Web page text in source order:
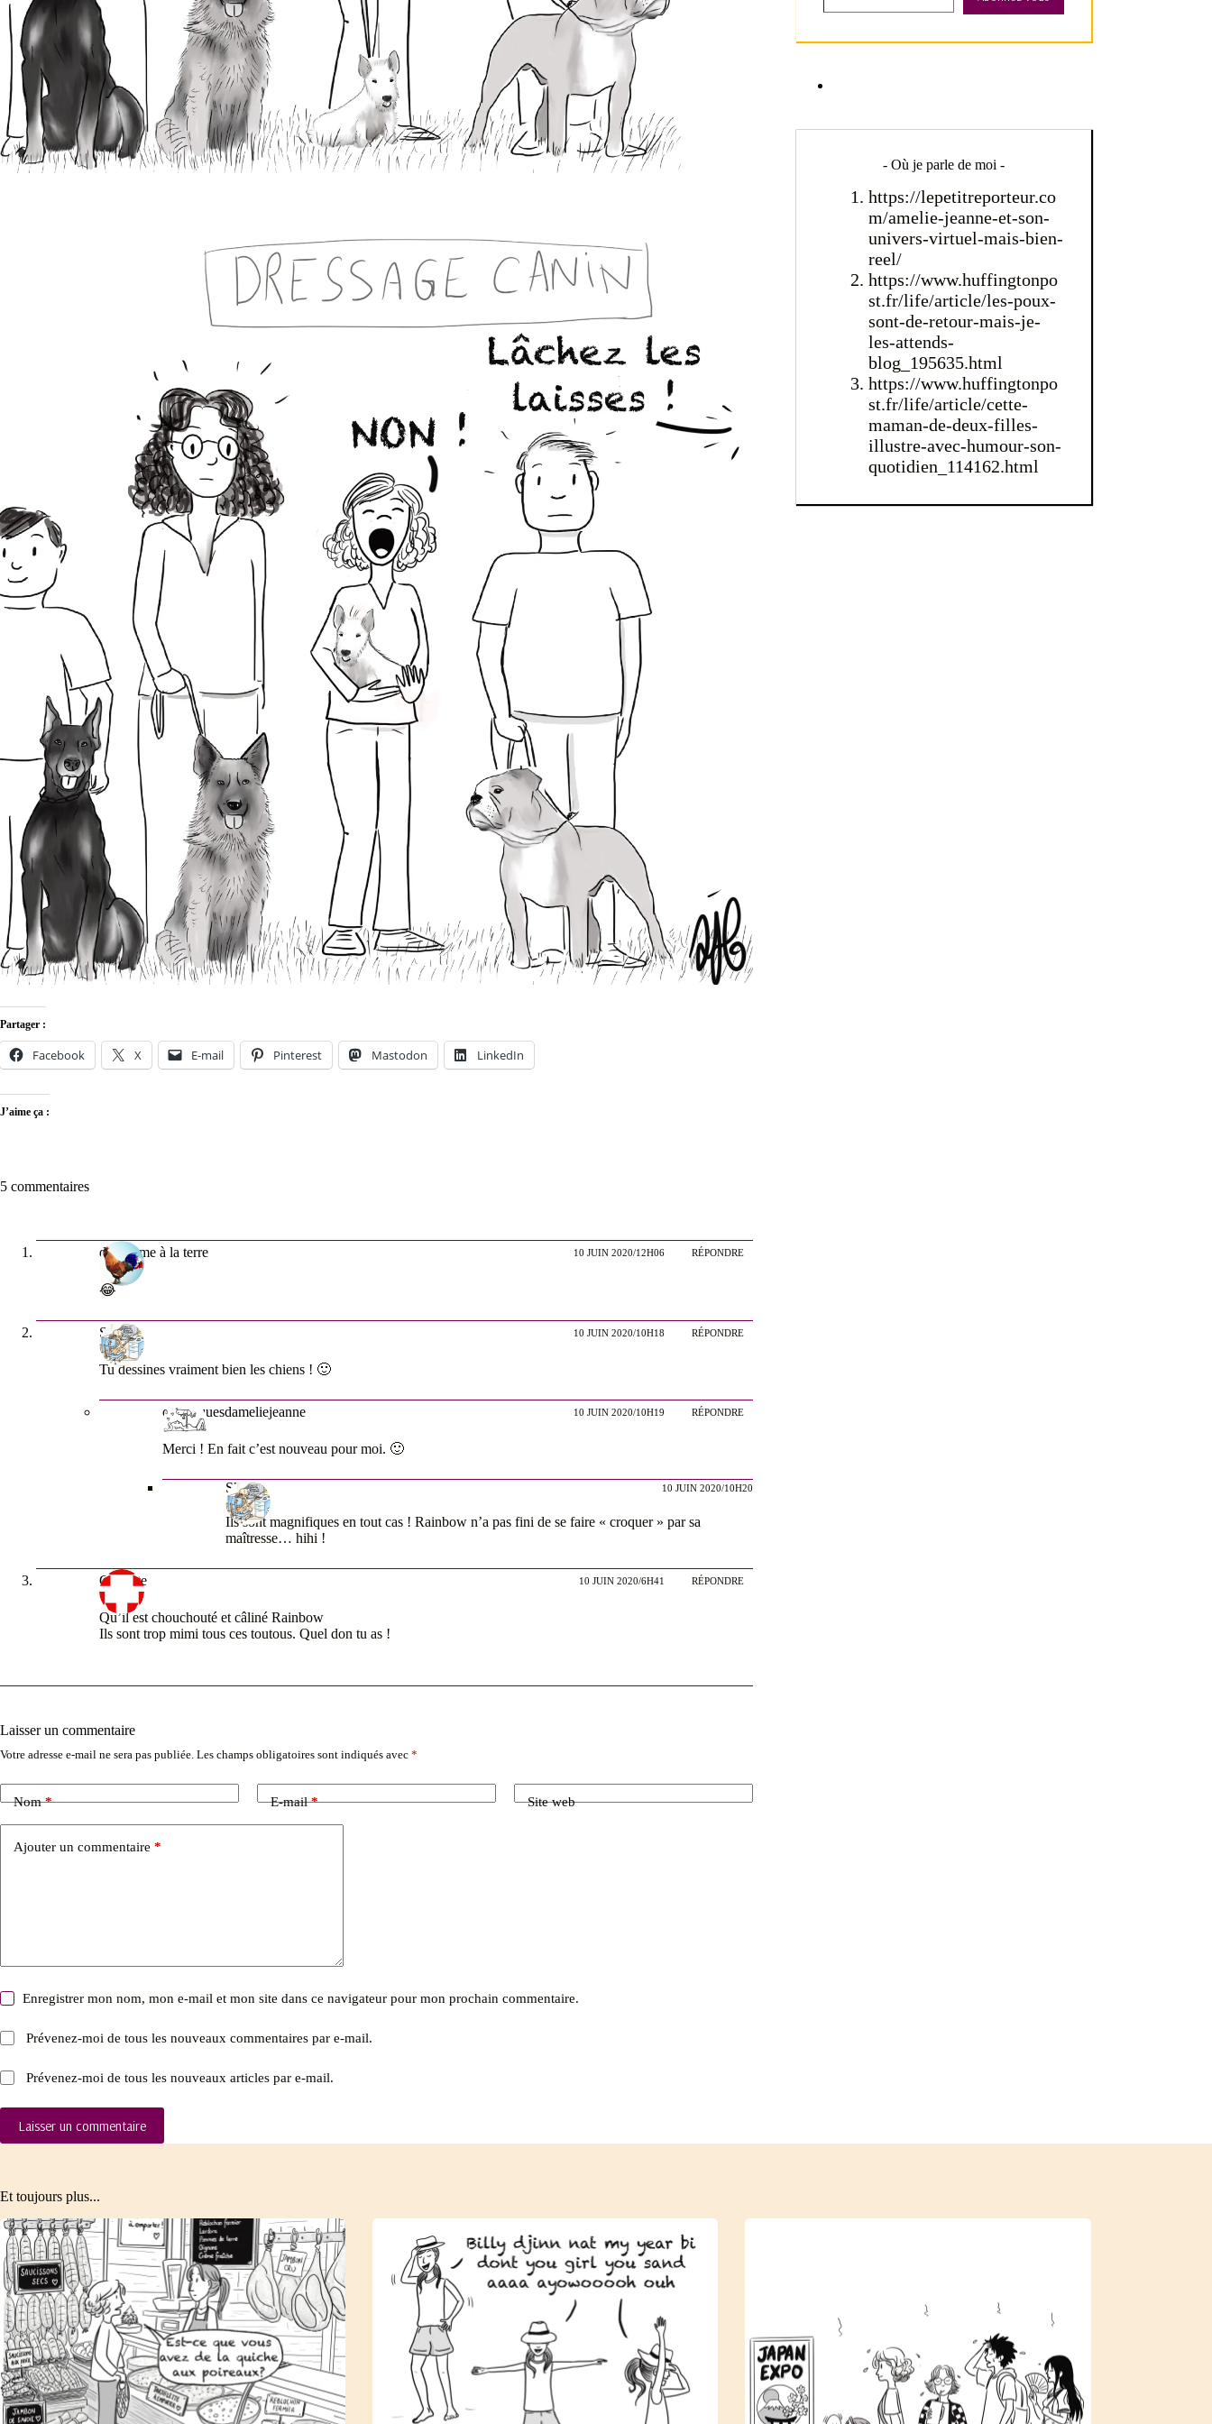
Partager :
Facebook X E-mail Pinterest Mastodon LinkedIn
J’aime ça :
5 commentaires
du bitume à la terre 10 JUIN 2020/12H06 RÉPONDRE
😂
Skyler 10 JUIN 2020/10H18 RÉPONDRE
Tu dessines vraiment bien les chiens ! 🙂
chroniquesdameliejeanne 10 JUIN 2020/10H19 RÉPONDRE
Merci ! En fait c’est nouveau pour moi. 🙂
Skyler 10 JUIN 2020/10H20
Ils sont magnifiques en tout cas ! Rainbow n’a pas fini de se faire « croquer » par sa
maîtresse… hihi !
Clairette 10 JUIN 2020/6H41 RÉPONDRE
Qu’il est chouchouté et câliné Rainbow
Ils sont trop mimi tous ces toutous. Quel don tu as !
Laisser un commentaire
Votre adresse e-mail ne sera pas publiée. Les champs obligatoires sont indiqués avec *
Nom* E-mail* Site web
Ajouter un commentaire *
Enregistrer mon nom, mon e-mail et mon site dans ce navigateur pour mon prochain commentaire.
Prévenez-moi de tous les nouveaux commentaires par e-mail.
Prévenez-moi de tous les nouveaux articles par e-mail.
Laisser un commentaire
- Où je parle de moi -
https://lepetitreporteur.co
m/amelie-jeanne-et-son-
univers-virtuel-mais-bien-
reel/
https://www.huffingtonpo
st.fr/life/article/les-poux-
sont-de-retour-mais-je-
les-attends-
blog_195635.html
https://www.huffingtonpo
st.fr/life/article/cette-
maman-de-deux-filles-
illustre-avec-humour-son-
quotidien_114162.html
Et toujours plus...